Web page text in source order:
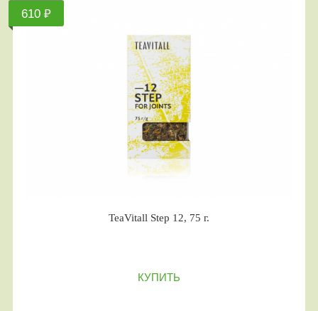
610 ₽
TeaVitall Step 12, 75 г.
КУПИТЬ